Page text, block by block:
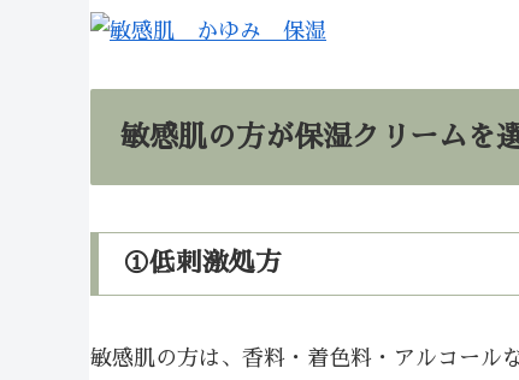
敏感肌の方が保湿クリームを
①低刺激処方
敏感肌の方は、香料・着色料・アルコール